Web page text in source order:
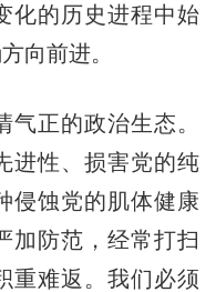
化的历史进程中始
向前进。
的政治生态。
进性、损害党的纯
侵蚀党的肌体健康
加防范，经常打扫
重难返。我们必须